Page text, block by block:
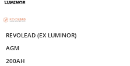
REVOLEAD (EX LUMINOR)
AGM
200AH